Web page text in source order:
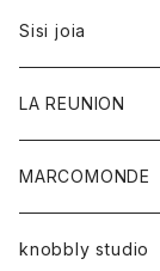
Sisi joia
LA REUNION
MARCOMONDE
knobbly studio